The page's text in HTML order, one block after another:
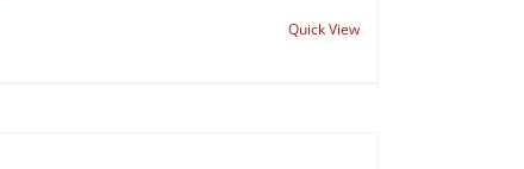
Quick View